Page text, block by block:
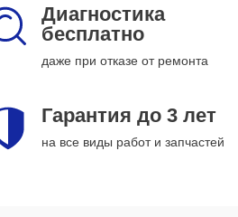
Диагностика
бесплатно
даже при отказе от ремонта
Гарантия до 3 лет
на все виды работ и запчастей